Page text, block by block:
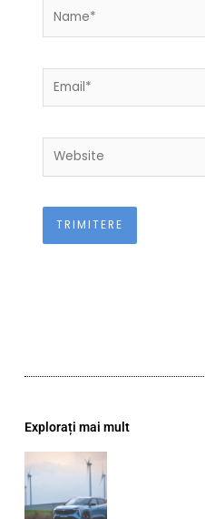
Name*
Email*
Website
Explorați mai mult